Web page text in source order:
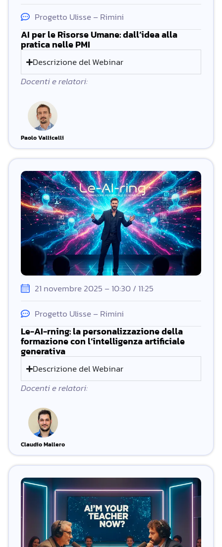
Progetto Ulisse – Rimini
AI per le Risorse Umane: dall’idea alla
pratica nelle PMI
Descrizione del Webinar
Docenti e relatori:
Paolo Vallicelli
21 novembre 2025 – 10:30 / 11:25
Progetto Ulisse – Rimini
Le-AI-rning: la personalizzazione della
formazione con l’intelligenza artificiale
generativa
Descrizione del Webinar
Docenti e relatori:
Claudio Mallero